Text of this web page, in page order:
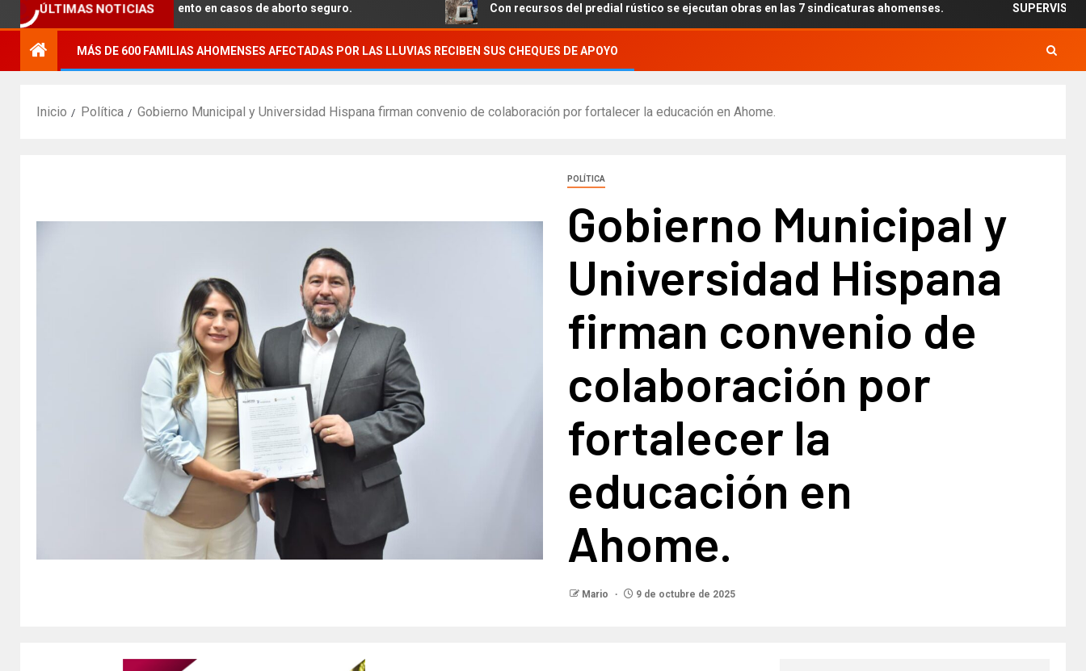
ÚLTIMAS NOTICIAS
acompañamiento en casos de aborto seguro. Con recursos del predial rústico se ejecutan obras en las 7 sindicaturas ahomenses. SUPERVISAN
MÁS DE 600 FAMILIAS AHOMENSES AFECTADAS POR LAS LLUVIAS RECIBEN SUS CHEQUES DE APOYO
Inicio Política Gobierno Municipal y Universidad Hispana firman convenio de colaboración por fortalecer la educación en Ahome.
POLÍTICA
Gobierno Municipal y
Universidad Hispana
firman convenio de
colaboración por
fortalecer la
educación en
Ahome.
Mario 9 de octubre de 2025